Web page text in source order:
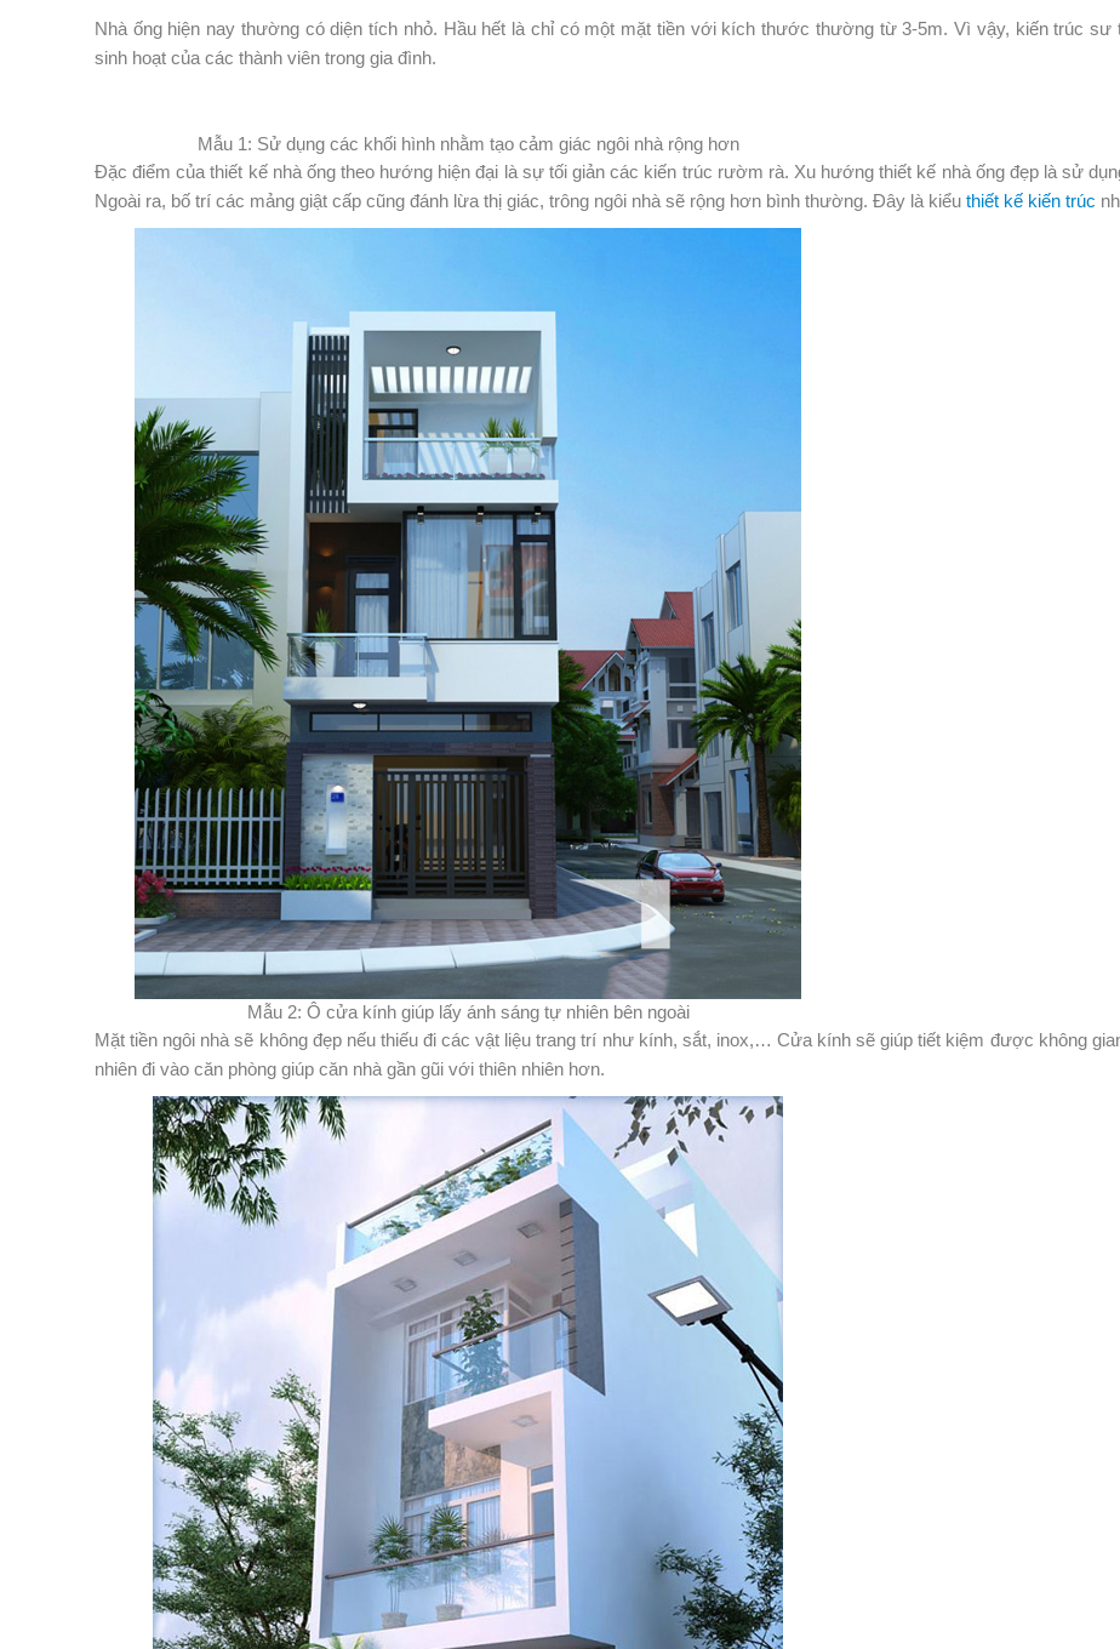
Nhà ống hiện nay thường có diện tích nhỏ. Hầu hết là chỉ có một mặt tiền với kích thước thường từ 3-5m. Vì vậy, kiến trúc
sinh hoạt của các thành viên trong gia đình.
Mẫu 1: Sử dụng các khối hình nhằm tạo cảm giác ngôi nhà rộng hơn
Đặc điểm của thiết kế nhà ống theo hướng hiện đại là sự tối giản các kiến trúc rườm rà. Xu hướng thiết kế nhà ống đẹp là sử
Ngoài ra, bố trí các mảng giật cấp cũng đánh lừa thị giác, trông ngôi nhà sẽ rộng hơn bình thường. Đây là kiểu thiết kế kiến trúc
Mẫu 2: Ô cửa kính giúp lấy ánh sáng tự nhiên bên ngoài
Mặt tiền ngôi nhà sẽ không đẹp nếu thiếu đi các vật liệu trang trí như kính, sắt, inox,… Cửa kính sẽ giúp tiết kiệm được không
nhiên đi vào căn phòng giúp căn nhà gần gũi với thiên nhiên hơn.